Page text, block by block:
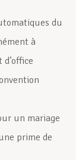
du
à
un mariage
prime de